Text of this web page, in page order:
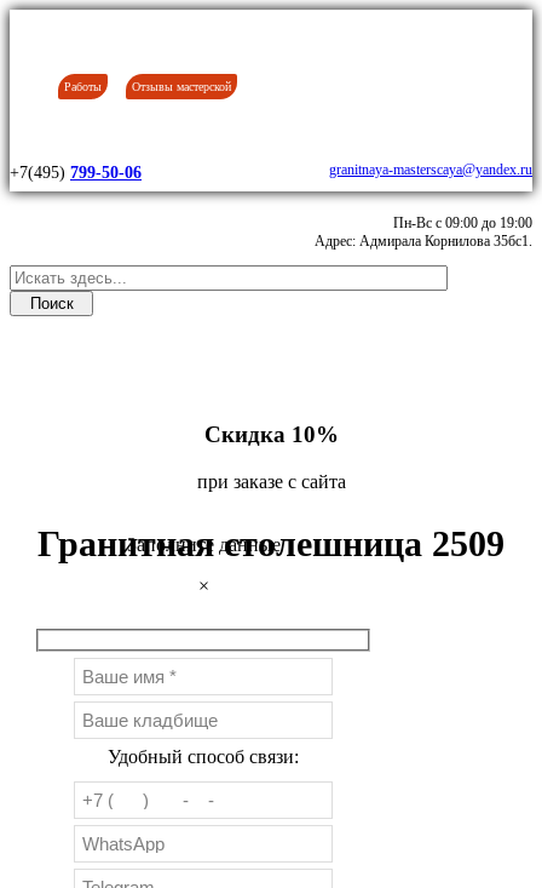
Работы Отзывы мастерской
+7(495) 799-50-06 granitnaya-masterscaya@yandex.ru
Пн-Вс с 09:00 до 19:00
Адрес: Адмирала Корнилова 35бс1.
Скидка 10%
при заказе с сайта
Гранитная столешница 2509
Заполните данные
×
Удобный способ связи: